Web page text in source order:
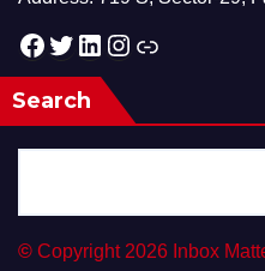
Facebook Twitter LinkedIn Instagram Link
Search
© Copyright 2026 Inbox